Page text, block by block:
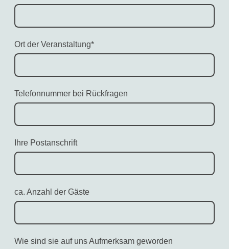
Ort der Veranstaltung*
Telefonnummer bei Rückfragen
Ihre Postanschrift
ca. Anzahl der Gäste
Wie sind sie auf uns Aufmerksam geworden